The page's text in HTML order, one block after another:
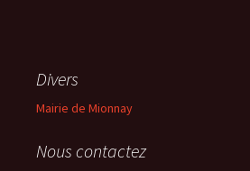
Divers
Mairie de Mionnay
Nous contactez